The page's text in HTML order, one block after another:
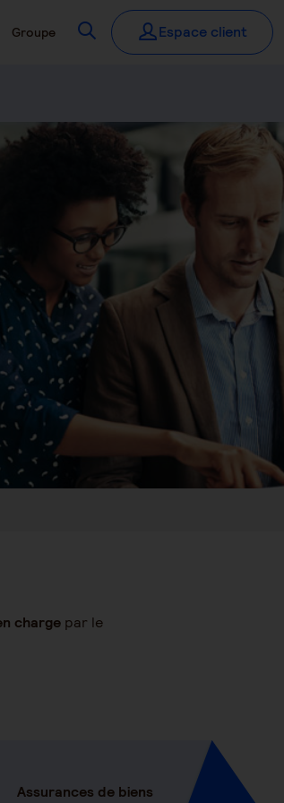
Groupe Recherchez Espace client
charge par le
Assurances de biens